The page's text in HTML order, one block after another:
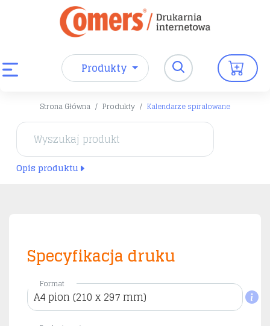
Produkty
Strona Główna Produkty Kalendarze spiralowane
Opis produktu
Specyfikacja druku
Format
A4 pion (210 x 297 mm)